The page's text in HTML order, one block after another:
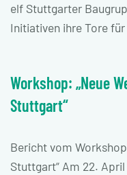
elf Stuttgarter
Initiativen ihre Tore
Workshop: „Neue
Stuttgart“
Bericht vom
Stuttgart“ Am 22.